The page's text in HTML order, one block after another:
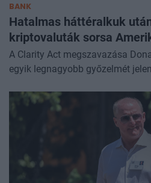
BANK
Hatalmas háttéralkuk
kriptovaluták sorsa
A Clarity Act megszavazása
egyik legnagyobb győzelmét